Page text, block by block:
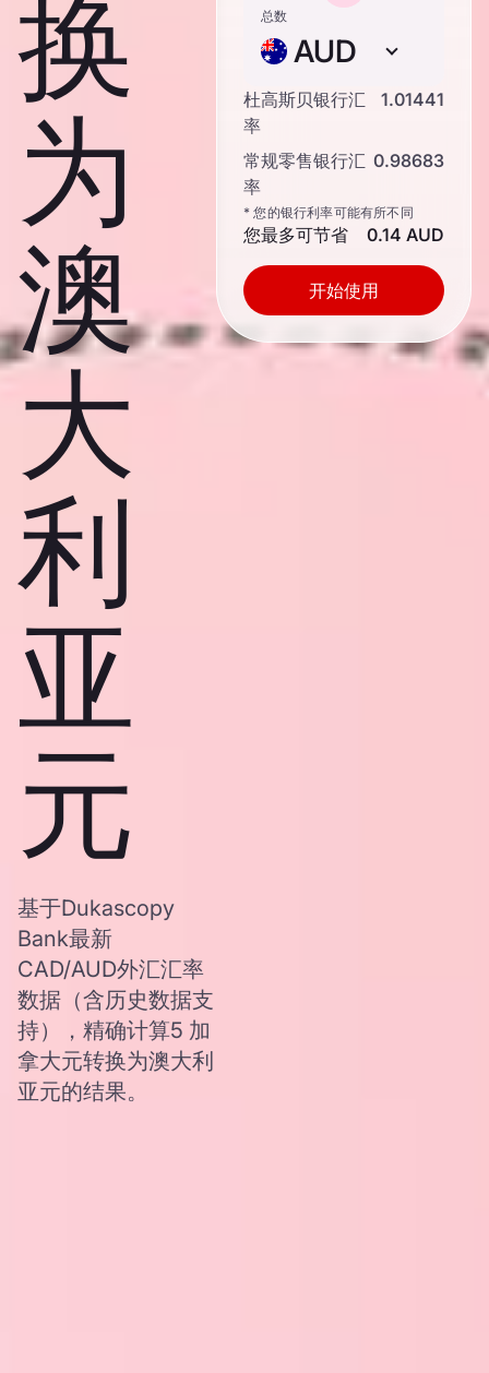
换
为
澳
大
利
亚
元
基于Dukascopy
Bank最新
CAD/AUD外汇汇率
数据（含历史数据支
持），精确计算5 加
拿大元转换为澳大利
亚元的结果。
总数
AUD
杜高斯贝银行汇
率
1.01441
常规零售银行汇
率
0.98683
* 您的银行利率可能有所不同
您最多可节省 0.14 AUD
开始使用